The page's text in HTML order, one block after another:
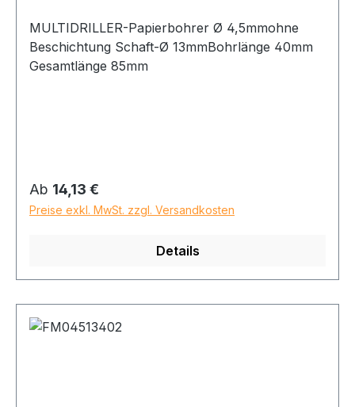
MULTIDRILLER-Papierbohrer Ø 4,5mmohne
Beschichtung Schaft-Ø 13mmBohrlänge 40mm
Gesamtlänge 85mm
Regulärer Preis:
Ab 14,13 €
Preise exkl. MwSt. zzgl. Versandkosten
Details